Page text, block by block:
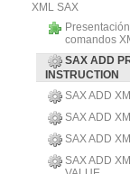
XML SAX
comandos
SAX ADD
INSTRUCTION
SAX ADD
SAX ADD
SAX ADD
SAX ADD